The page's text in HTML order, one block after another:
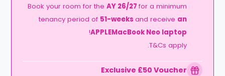
Book your room for theAY 26/27for a minimum
tenancy period of 51-weeksand receive an
APPLEMacBook Neo laptop
!
T&Cs apply.
Exclusive £50 Voucher